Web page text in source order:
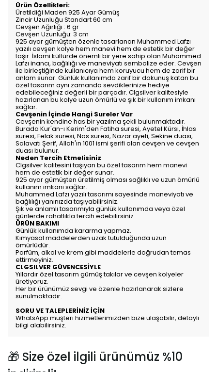
Ürün Özellikleri:
Üretildiği Maden 925 Ayar Gümüş
Zincir Uzunluğu Standart 60 cm
Cevşen Ağırlığı : 6 gr
Cevşen Uzunluğu: 3 cm
925 ayar gümüşten özenle tasarlanan Muhammed Lafzı
yazılı cevşen kolye hem manevi hem de estetik bir değer
taşır. İslami kültürde önemli bir yere sahip olan Muhammed
Lafzı inancı, bağlılığı ve maneviyatı sembolize eder. Cevşen
ile birleştiğinde kullanıcıya hem koruyucu hem de zarif bir
anlam sunar. Günlük kullanımda zarif bir dokunuş katan bu
özel tasarım aynı zamanda sevdiklerinize hediye
edebileceğiniz değerli bir parçadır. Clgsilver kalitesiyle
hazırlanan bu kolye uzun ömürlü ve şık bir kullanım imkanı
sağlar.
Cevşenin İçinde Hangi Sureler Var
Cevşenin kendine has bir yazılma şekli bulunmaktadır.
Burada Kur'an-ı Kerim'den Fatiha suresi, Ayetel Kürsi, İhlas
suresi, Felak suresi, Nas suresi, Nazar ayeti, Sekine duası,
Salavatı Şerif, Allah'ın 1001 ismi şerifi olan cevşen ve cevşen
duası bulunur.
Neden Tercih Etmelisiniz
Clgsilver kalitesini taşıyan bu özel tasarım hem manevi
hem de estetik bir değer sunar.
925 ayar gümüşten üretilmiş olması sağlıklı ve uzun ömürlü
kullanım imkanı sağlar.
Muhammed Lafzı yazılı tasarımı sayesinde maneviyatı ve
bağlılığı yanınızda taşıyabilirsiniz.
Şık ve anlamlı tasarımıyla günlük kullanımda veya özel
günlerde rahatlıkla tercih edebilirsiniz.
ÜRÜN BAKIMI
Günlük kullanımda kararma yapmaz.
Kimyasal maddelerden uzak tutulduğunda uzun
ömürlüdür.
Parfüm, alkol ve krem gibi maddelerle doğrudan temas
ettirmeyiniz.
CLGSILVER GÜVENCESİYLE
Yıllardır özel tasarım gümüş takılar ve cevşen kolyeler
üretiyoruz.
Her bir ürünümüz sevgi ve özenle hazırlanarak sizlere
sunulmaktadır.
SORU VE TALEPLERİNİZ İÇİN
WhatsApp müşteri hizmetlerimizden bize ulaşabilir, detaylı
bilgi alabilirsiniz.
🎁 Size özel ilgili ürünümüz %10